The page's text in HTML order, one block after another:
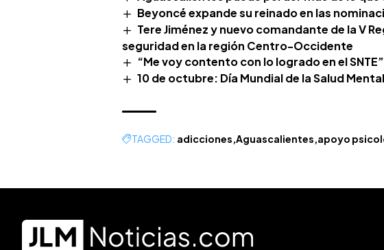
Beyoncé expande su reinado en las
Tere Jiménez y nuevo comandante de la V
seguridad en la región Centro-Occidente
“Me voy contento con lo logrado en el
10 de octubre: Día Mundial de la Salud Mental
TAGGED: adicciones Aguascalientes apoyo